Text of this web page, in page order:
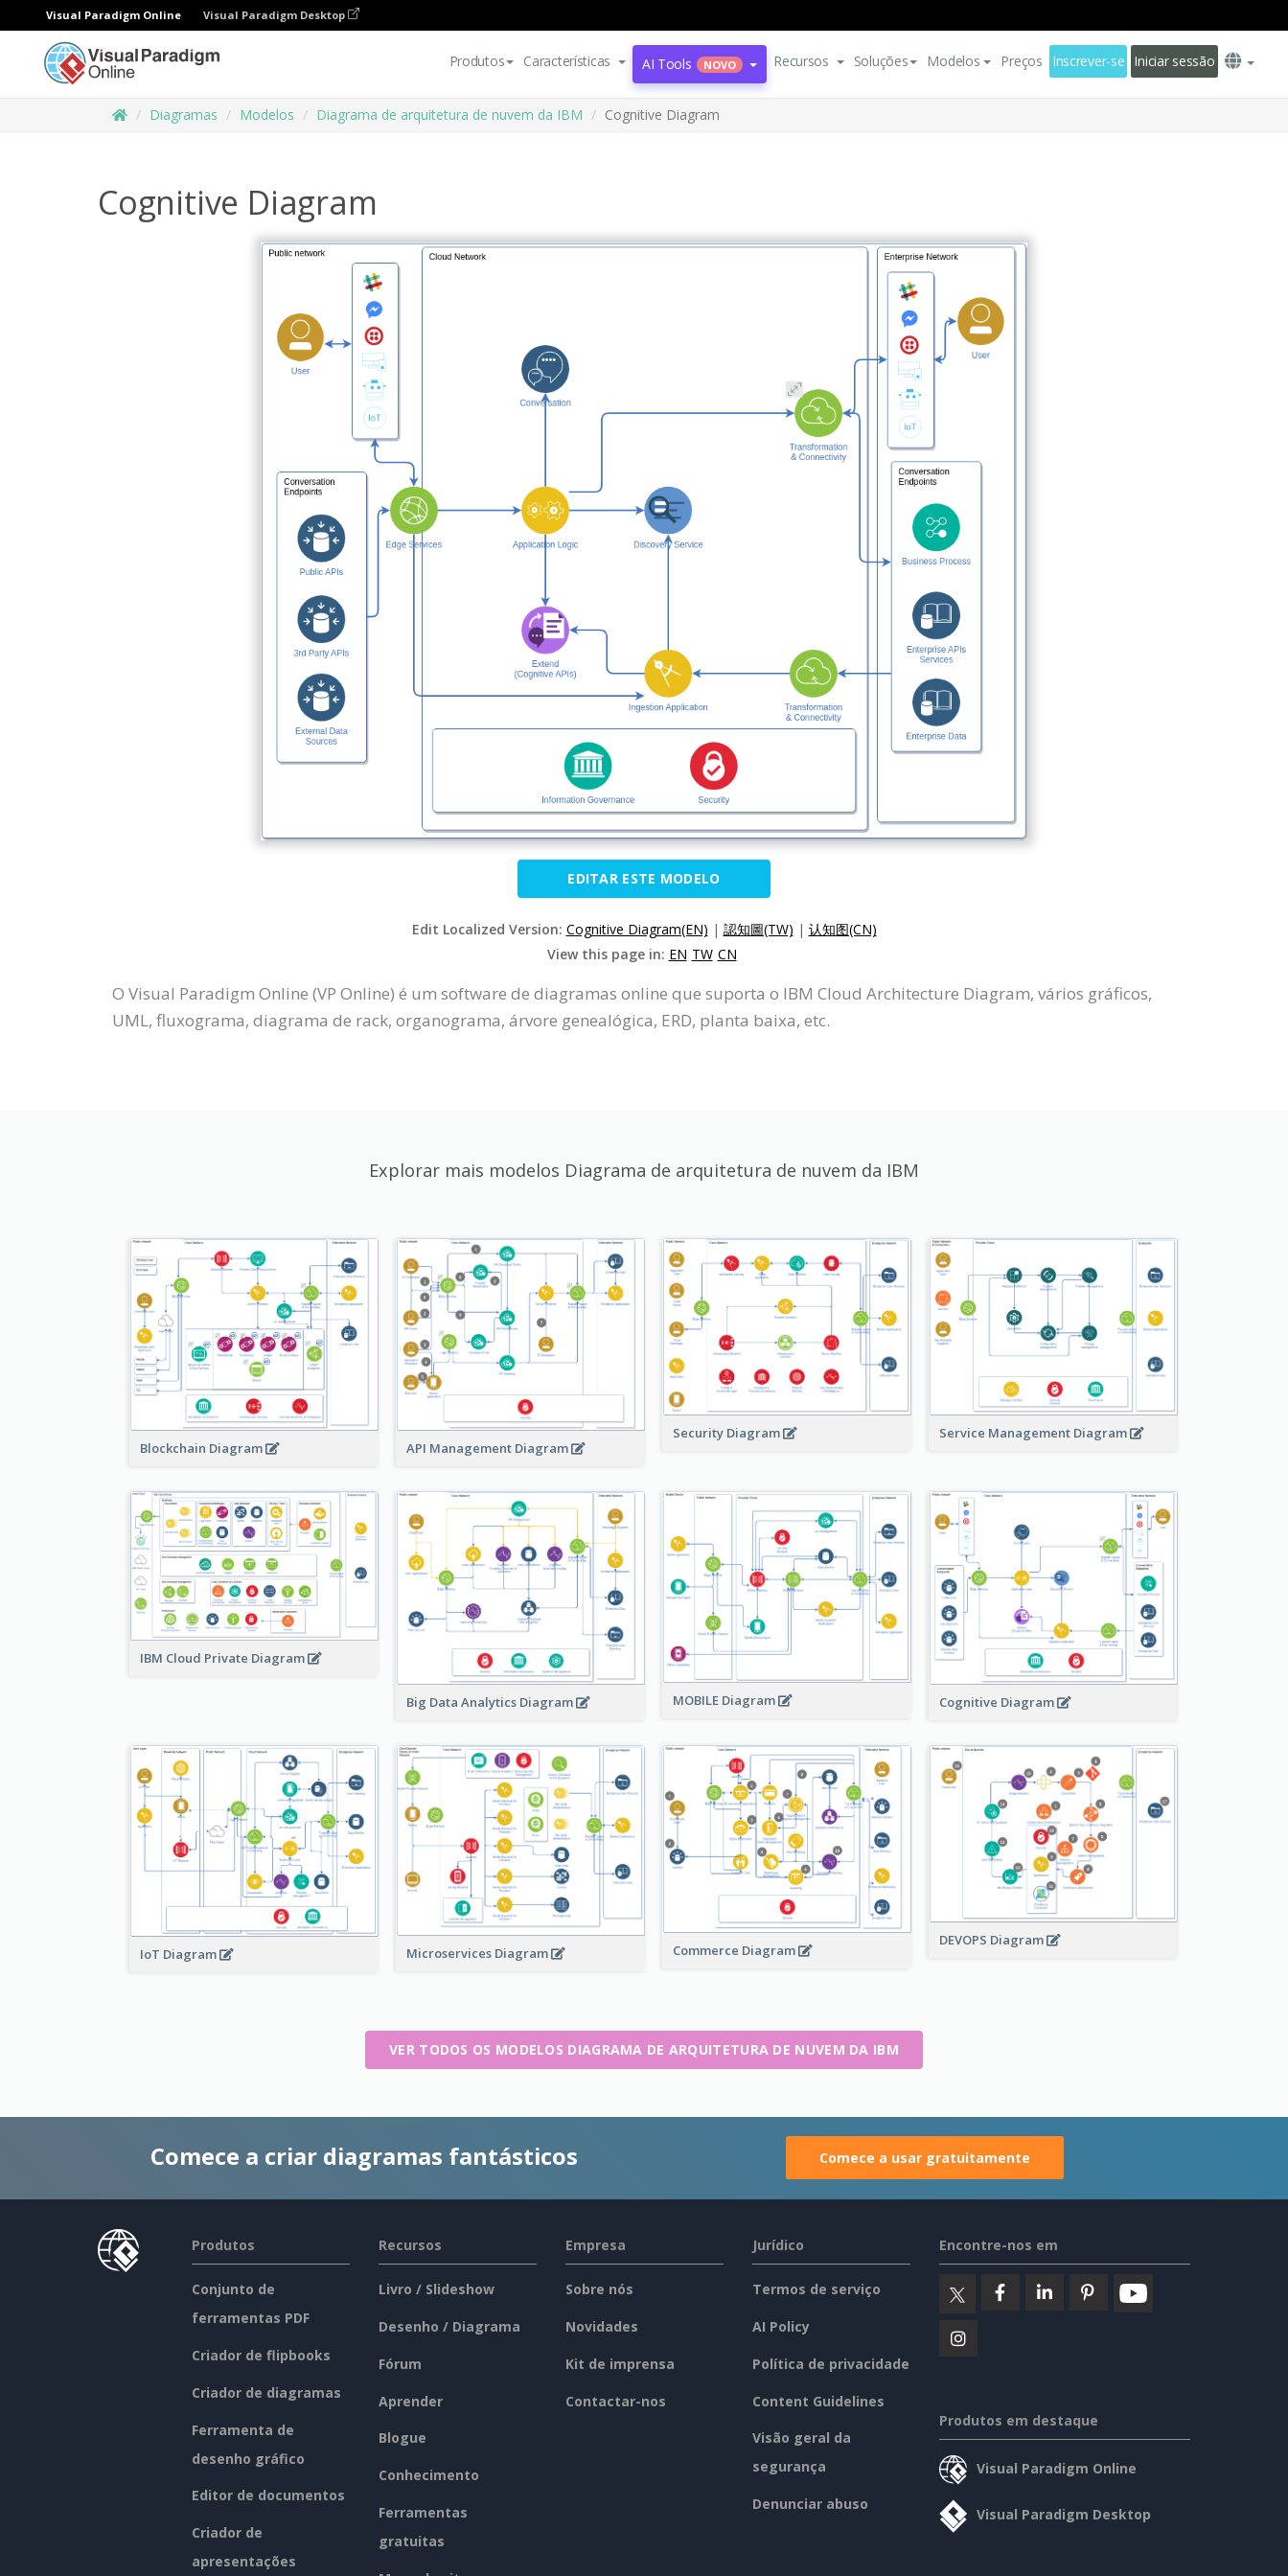
Visual Paradigm Online Visual Paradigm Desktop
Produtos Características AI Tools NOVO Recursos Soluções Modelos Preços Inscrever-se Iniciar sessão
Diagramas Modelos Diagrama de arquitetura de nuvem da IBM Cognitive Diagram
Cognitive Diagram
EDITAR ESTE MODELO
Edit Localized Version: Cognitive Diagram(EN) | 認知圖(TW) | 认知图(CN)
View this page in: EN TW CN
O Visual Paradigm Online (VP Online) é um software de diagramas online que suporta o IBM Cloud Architecture Diagram, vários gráficos,
UML, fluxograma, diagrama de rack, organograma, árvore genealógica, ERD, planta baixa, etc.
Explorar mais modelos Diagrama de arquitetura de nuvem da IBM
Blockchain Diagram API Management Diagram
Security Diagram Service Management Diagram
IBM Cloud Private Diagram
Big Data Analytics Diagram MOBILE Diagram Cognitive Diagram
IoT Diagram Microservices Diagram Commerce Diagram
DEVOPS Diagram
VER TODOS OS MODELOS DIAGRAMA DE ARQUITETURA DE NUVEM DA IBM
Comece a criar diagramas fantásticos Comece a usar gratuitamente
Produtos
Conjunto de
ferramentas PDF
Criador de flipbooks
Criador de diagramas
Ferramenta de
desenho gráfico
Editor de documentos
Criador de
apresentações
Recursos
Livro / Slideshow
Desenho / Diagrama
Fórum
Aprender
Blogue
Conhecimento
Ferramentas
gratuitas
Empresa
Sobre nós
Novidades
Kit de imprensa
Contactar-nos
Jurídico
Termos de serviço
AI Policy
Política de privacidade
Content Guidelines
Visão geral da
segurança
Denunciar abuso
Encontre-nos em
Produtos em destaque
Visual Paradigm Online
Visual Paradigm Desktop